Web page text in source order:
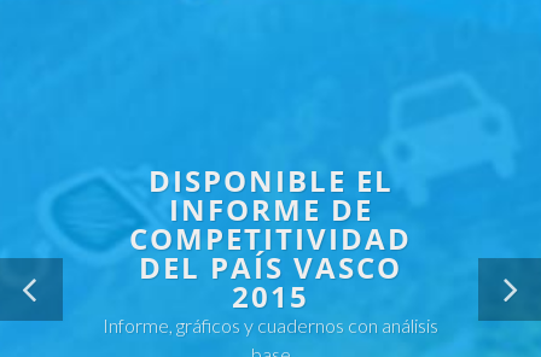
DISPONIBLE EL
INFORME DE
COMPETITIVIDAD
DEL PAÍS VASCO
2015
Informe, gráficos y cuadernos con análisis